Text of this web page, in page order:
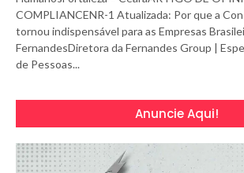
COMPLIANCENR-1 Atualizada: Por que a
tornou indispensável para as Empresas
FernandesDiretora da Fernandes Group |
de Pessoas...
Anuncie Aqui!